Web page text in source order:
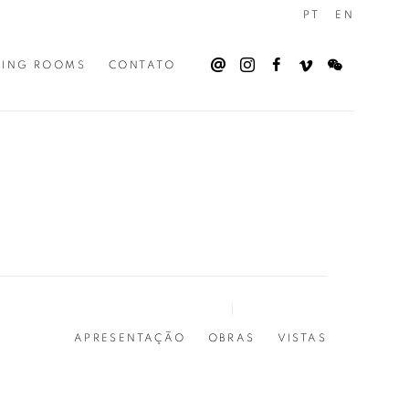
ROOMS CONTATO
PT EN
APRESENTAÇÃO OBRAS VISTAS